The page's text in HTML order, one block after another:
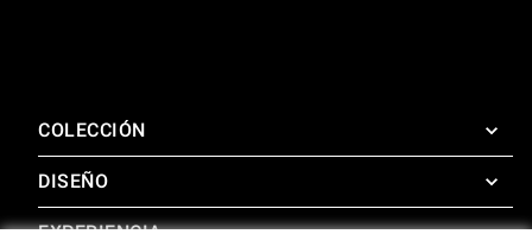
COLECCIÓN
SuperOven
Accesorios
DISEÑO